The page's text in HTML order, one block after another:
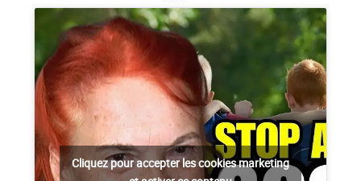
Cliquez pour accepter les cookies marketing